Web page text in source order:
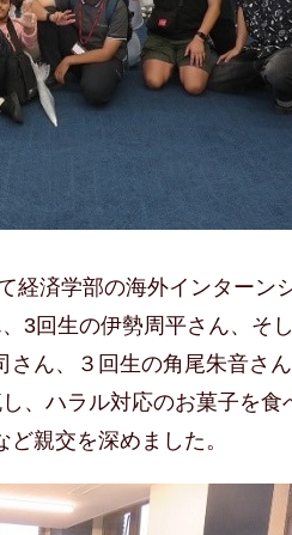
経済学部の海外インターン
3回生の伊勢周平さん、そ
さん、３回生の角尾朱音さ
、ハラル対応のお菓子を食
親交を深めました。